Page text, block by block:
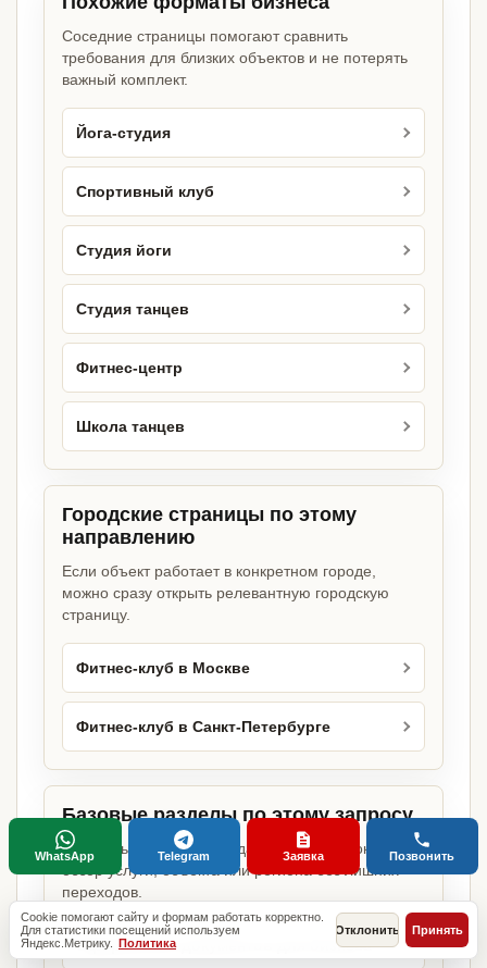
Соседние страницы помогают сравнить
требования для близких объектов и не потерять
важный комплект.
Йога-студия
Спортивный клуб
Студия йоги
Студия танцев
Фитнес-центр
Школа танцев
Городские страницы по этому
направлению
Если объект работает в конкретном городе,
можно сразу открыть релевантную городскую
страницу.
Фитнес-клуб в Москве
Фитнес-клуб в Санкт-Петербурге
Базовые разделы по этому запросу
Родительские страницы дают более широкий
обзор услуги, объекта или региона без лишних
переходов.
Оформление документов для бизнеса
Cookie помогают сайту и формам работать корректно.
Для статистики посещений используем
Яндекс.Метрику. Политика
Отклонить Принять
WhatsApp Telegram Заявка Позвонить